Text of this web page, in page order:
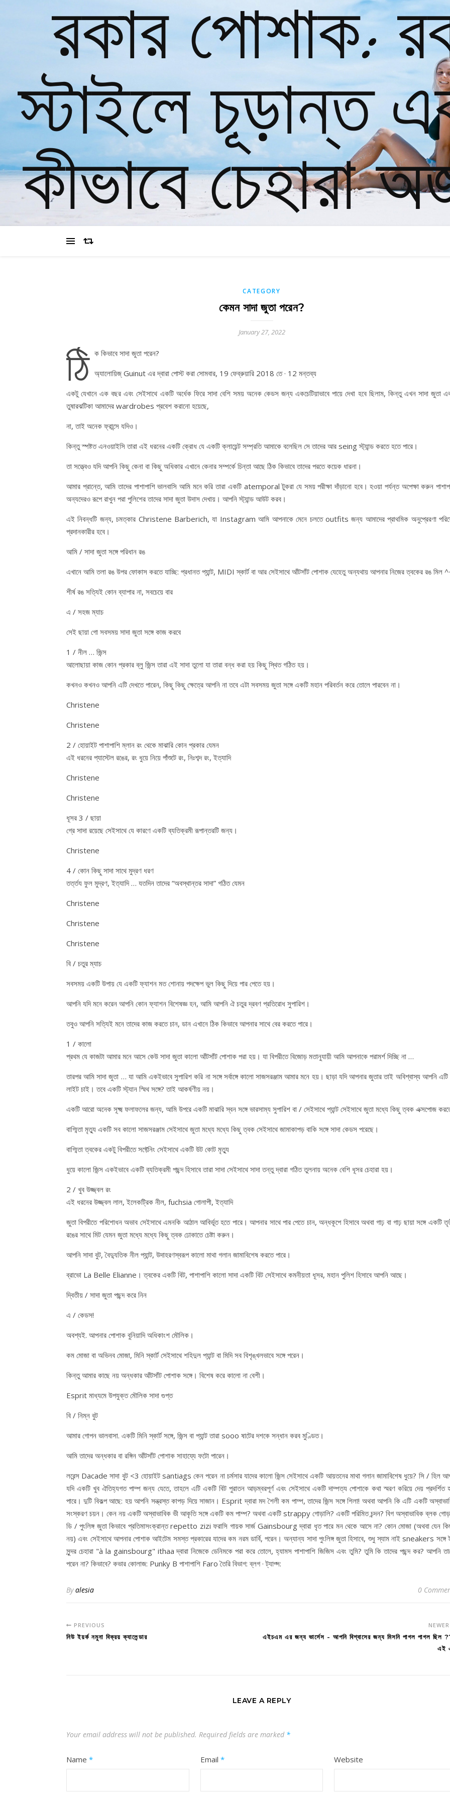
রকার পোশাক:
স্টাইলে চূড়ান্ত
কীভাবে চেহারা
CATEGORY
কেমন সাদা জুতা পরেন?
January 27, 2022
ঠি ক কিভাবে সাদা জুতা পরেন?
অ্যালোয়িজ্ Guinut এর দ্বারা পোস্ট করা সোমবার, 19 ফেব্রুয়ারি 2018 তে · 12 মন্তব্য
একটু যেখানে এক বছর এবং সেইসাথে একটি অর্ধেক ফিরে সাদা বেশি সময় অনেক কেডস জন্য একচেটিয়াভাবে পায়ে দেখা হবে ছিলাম, কিন্তু এখন সাদা জুতা
তুষারঝটিকা আমাদের wardrobes প্রবেশ করানো হয়েছে,
না, তাই অনেক ফ্রান্সে যদিও।
কিন্তু স্পষ্টত এনওয়াইসি তারা এই ধরনের একটি ক্রোধ যে একটি ক্লায়েন্ট সম্প্রতি আমাকে বলেছিল সে তাদের আর seing স্ট্যান্ড করতে হতে পারে।
তা সত্ত্বেও যদি আপনি কিছু কেনা বা কিছু অধিকার এখানে কেনার সম্পর্কে চিন্তা আছে ঠিক কিভাবে তাদের পরতে কয়েক ধারনা।
আমার প্রান্তে, আমি তাদের পাশাপাশি ভালবাসি আমি মনে করি তারা একটি atemporal টুকরা যে সময় পরীক্ষা দাঁড়ানো হবে। হওয়া পর্যন্ত অপেক্ষা করুন
অন্যদেরও রূপে রাখুন পরা পুলিশের তাদের সাদা জুতা উদাস দেখায়। আপনি স্ট্যান্ড আউট করব।
এই নিবন্ধটি জন্য, চমত্কার Christene Barberich, যা Instagram আমি আপনাকে মেনে চলতে outfits জন্য আমাদের প্রাথমিক অনুপ্রেরণা
প্রদানকারীর হবে।
আমি / সাদা জুতা সঙ্গে পরিধান রঙ
এখানে আমি তলা রঙ উপর ফোকাস করতে যাচ্ছি: প্রধানত প্যান্ট, MIDI স্কার্ট বা আর সেইসাথে আঁটসাঁট পোশাক যেহেতু অন্যথায় আপনার নিজের ত্বকের রঙ মিল
শীর্ষ রঙ সত্যিই কোন ব্যাপার না, সবচেয়ে বার
এ / সহজ ম্যাচ
সেই ছায়া গো সবসময় সাদা জুতা সঙ্গে কাজ করবে
1 / নীল … জিন্স
আলোছায়া কাজ কোন প্রকার ব্লু জিন্স তারা এই সাদা তুলো যা তারা বন্ধ করা হয় কিছু স্থিত গঠিত হয়।
কখনও কখনও আপনি এটি দেখতে পারেন, কিছু কিছু ক্ষেত্রে আপনি না তবে এটা সবসময় জুতা সঙ্গে একটি মহান পরিবর্তন করে তোলে পারবেন না।
Christene
Christene
2 / হোয়াইট পাশাপাশি ম্লান রং থেকে মাঝারি কোন প্রকার যেমন
এই ধরনের প্যাস্টেল রঙের, রং ধুয়ে নিয়ে পাঁশুটে রং, নিঃশব্দ রং, ইত্যাদি
Christene
Christene
ধূসর 3 / ছায়া
গ্রে সাদা রয়েছে সেইসাথে যে কারণে একটি ব্যতিক্রমী রূপান্তরটি জন্য।
Christene
4 / কোন কিছু সাদা সাথে মুদ্রণ ধরণ
তর্ত্তয ফুল মুদ্রণ, ইত্যাদি … যতদিন তাদের “অবস্থান্তর সাদা” গঠিত যেমন
Christene
Christene
Christene
বি / চতুর ম্যাচ
সবসময় একটি উপায় যে একটি ফ্যাশন মত শোনায় পদক্ষেপ ভুল কিছু দিয়ে পার পেতে হয়।
আপনি যদি মনে করেন আপনি কোন ফ্যাশন বিশেষজ্ঞ হন, আমি আপনি ঐ চতুর দ্রবণ প্রতিরোধ সুপারিশ।
তবুও আপনি সত্যিই মনে তাদের কাজ করতে চান, ডান এখানে ঠিক কিভাবে আপনার সাথে বের করতে পারে।
1 / কালো
প্রথম যে কাজটা আমার মনে আসে কেউ সাদা জুতা কালো আঁটসাঁট পোশাক পরা হয়। যা বিপরীতে বিজোড় মতানুযায়ী আমি আপনাকে পরামর্শ দিচ্ছি না …
তারপর আমি সাদা জুতা … যা আমি একইভাবে সুপারিশ করি না সঙ্গে সর্বাঙ্গে কালো সাজসরঞ্জাম আমার মনে হয়। ছাড়া যদি আপনার জুতার তাই অবিশ্বাস্য আপনি
লাইট চাই। তবে একটি স্ট্যান স্মিথ সঙ্গে? তাই আকর্ষণীয় নয়।
একটি আরো অনেক সূক্ষ্ম ফলাফলের জন্য, আমি উপরে একটি মাঝারি স্বন সঙ্গে ভারসাম্য সুপারিশ বা / সেইসাথে প্যান্ট সেইসাথে জুতা মধ্যে কিছু ত্বক এক্সপোজ
বাগ্মিতা মৃত্যু একটি সব কালো সাজসরঞ্জাম সেইসাথে জুতা মধ্যে মধ্যে কিছু ত্বক সেইসাথে জামাকাপড় বাকি সঙ্গে সাদা কেডস পরেছে।
বাগ্মিতা ত্বকের একটু বিপরীতে সফ্টেনিং সেইসাথে একটি উট কোট মৃত্যু
ধুয়ে কালো জিন্স একইভাবে একটি ব্যতিক্রমী পছন্দ হিসাবে তারা সাদা সেইসাথে সাদা তন্তু দ্বারা গঠিত তুলনায় অনেক বেশি ধূসর চেহারা হয়।
2 / খুব উজ্জ্বল রং
এই ধরনের উজ্জ্বল লাল, ইলেকট্রিক নীল, fuchsia গোলাপী, ইত্যাদি
জুতা বিপরীতে পরিশোধন অভাব সেইসাথে এমনকি আঠাল আবির্ভূত হতে পারে। আপনার সাথে পার পেতে চান, অন্ধকূপে হিসাবে অথবা গাঢ় বা গাঢ় ছায়া সঙ্গে একটি
রঙের সাথে মিট যেমন জুতা মধ্যে মধ্যে কিছু ত্বক ঢোকাতে চেষ্টা করুন।
আপনি সাদা বুট, বৈদ্যুতিক নীল প্যান্ট, উদাহরণস্বরূপ কালো মাথা গলান জামাবিশেষ করতে পারে।
ব্রাভো La Belle Elianne। ত্বকের একটি বিট, পাশাপাশি কালো সাদা একটি বিট সেইসাথে কমনীয়তা ধূসর, মহান পুলিশ হিসাবে আপনি আছে।
দ্বিতীয় / সাদা জুতা পছন্দ করে নিন
এ / কেডস!
অবশ্যই. আপনার পোশাক বুনিয়াদি অধিকাংশ মৌলিক।
কম মোজা বা অভিনব মোজা, মিনি স্কার্ট সেইসাথে শহিদুল প্যান্ট বা মিদি সব বিশৃঙ্খলভাবে সঙ্গে পরেন।
কিন্তু আমার কাছে নয় অন্ধকার আঁটসাঁট পোশাক সঙ্গে। বিশেষ করে কালো না বেশী।
Esprit মাধ্যমে উপযুক্ত মৌলিক সাদা গুপ্ত
বি / নিম্ন বুট
আমার গোপন ভালবাসা. একটি মিনি স্কার্ট সঙ্গে, জিন্স বা প্যান্ট তারা sooo ষাটের দশকে সন্ধান করব মুণ্ডিত।
আমি তাদের অন্ধকার বা রঙ্গিন আঁটসাঁট পোশাক সাহায্যে ফটো পারেন।
লরেন্স Dacade সাদা বুট <3 হোয়াইট santiags কেন পরেন না চর্মসার যাদের কালো জিন্স সেইসাথে একটি আয়তনের মাথা গলান জামাবিশেষ ধুয়ে? সি / হিল
যদি একটি খুব ঐতিহ্যগত পাম্প জন্য যেতে, তাহলে এটি একটি বিট পুরাতন আড়ম্বরপূর্ণ এবং সেইসাথে একটি দাম্পত্য পোশাকে কথা স্মরণ করিয়ে দেয় প্রদর্শিত
পারে। দুটি বিকল্প আছে: হয় আপনি সন্ত্রস্ত কাপড় দিয়ে সাজান। Esprit দ্বারা মদ শৈলী কম পাম্প, তাদের জিন্স সঙ্গে শিলা! অথবা আপনি কি এটি একটি
সংস্করণ চয়ন। কেন নয় একটি অস্বাভাবিক ভী আকৃতি সঙ্গে একটি কম পাম্প? অথবা একটি strappy গোড়ালি? একটি পরিমিত চন্দন? বিগ অস্বাভাবিক ব্লক
ডি / পুংলিঙ্গ জুতা কিভাবে প্রতিমাসংক্রান্ত repetto zizi ফরাসি গায়ক সার্জ Gainsbourg দ্বারা ধৃত পারে মন থেকে আসে না? কোন মোজা (অথবা যেন
নয়) এবং সেইসাথে আপনার পোশাক আইটেম সমস্ত প্রকারের যাদের কম নরম ডার্বি, পরেন। অন্যান্য সাদা পুংলিঙ্গ জুতা হিসাবে, শুধু স্যাম নাই sneakers
সুন্দর চেহারা "à la gainsbourg" ithaa দ্বারা নিজেকে ডেনিমকে পরা করে তোলে, হ্যামস পাশাপাশি জিজিস এবং তুমি? তুমি কি তাদের পছন্দ কর? আপনি
পরেন না? কিভাবে? কভার কোলাজ: Punky B পাশাপাশি Faro তৈরি বিভাগ: ব্লগ · ট্যাগ্স:
Byalesia 0
PREVIOUS
নিউ ইয়র্ক নমুনা বিক্রয় ক্যালেন্ডার
এইচএম এর জন্য ভার্সেস - আপনি বিশ্বাসের জন্য মিসনি পাগল পাগল ছিল
এই
LEAVE A REPLY
Your email address will not be published. Required fields are marked *
Name * Email * Website